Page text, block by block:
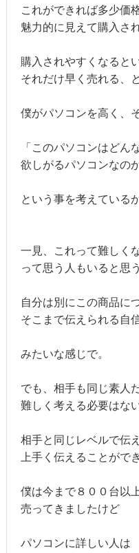
これができれば多少価
魅力的に見えて購入さ
購入されやすくなると
それだけ早く売れる、
僕がパソコンを高く、
「このパソコンはどん
欲しがるパソコンなの
という事を考えている
一見、これって難しく
って思う人もいると思
自分は別にこの商品に
そこまで伝えられる自
みたいな感じで。
でも、相手も同じ素人
難しく考える必要はな
相手と同じレベルで伝
上手く伝えることがで
僕は今まで８００台以
売ってきましたけど
パソコンに詳しい人は